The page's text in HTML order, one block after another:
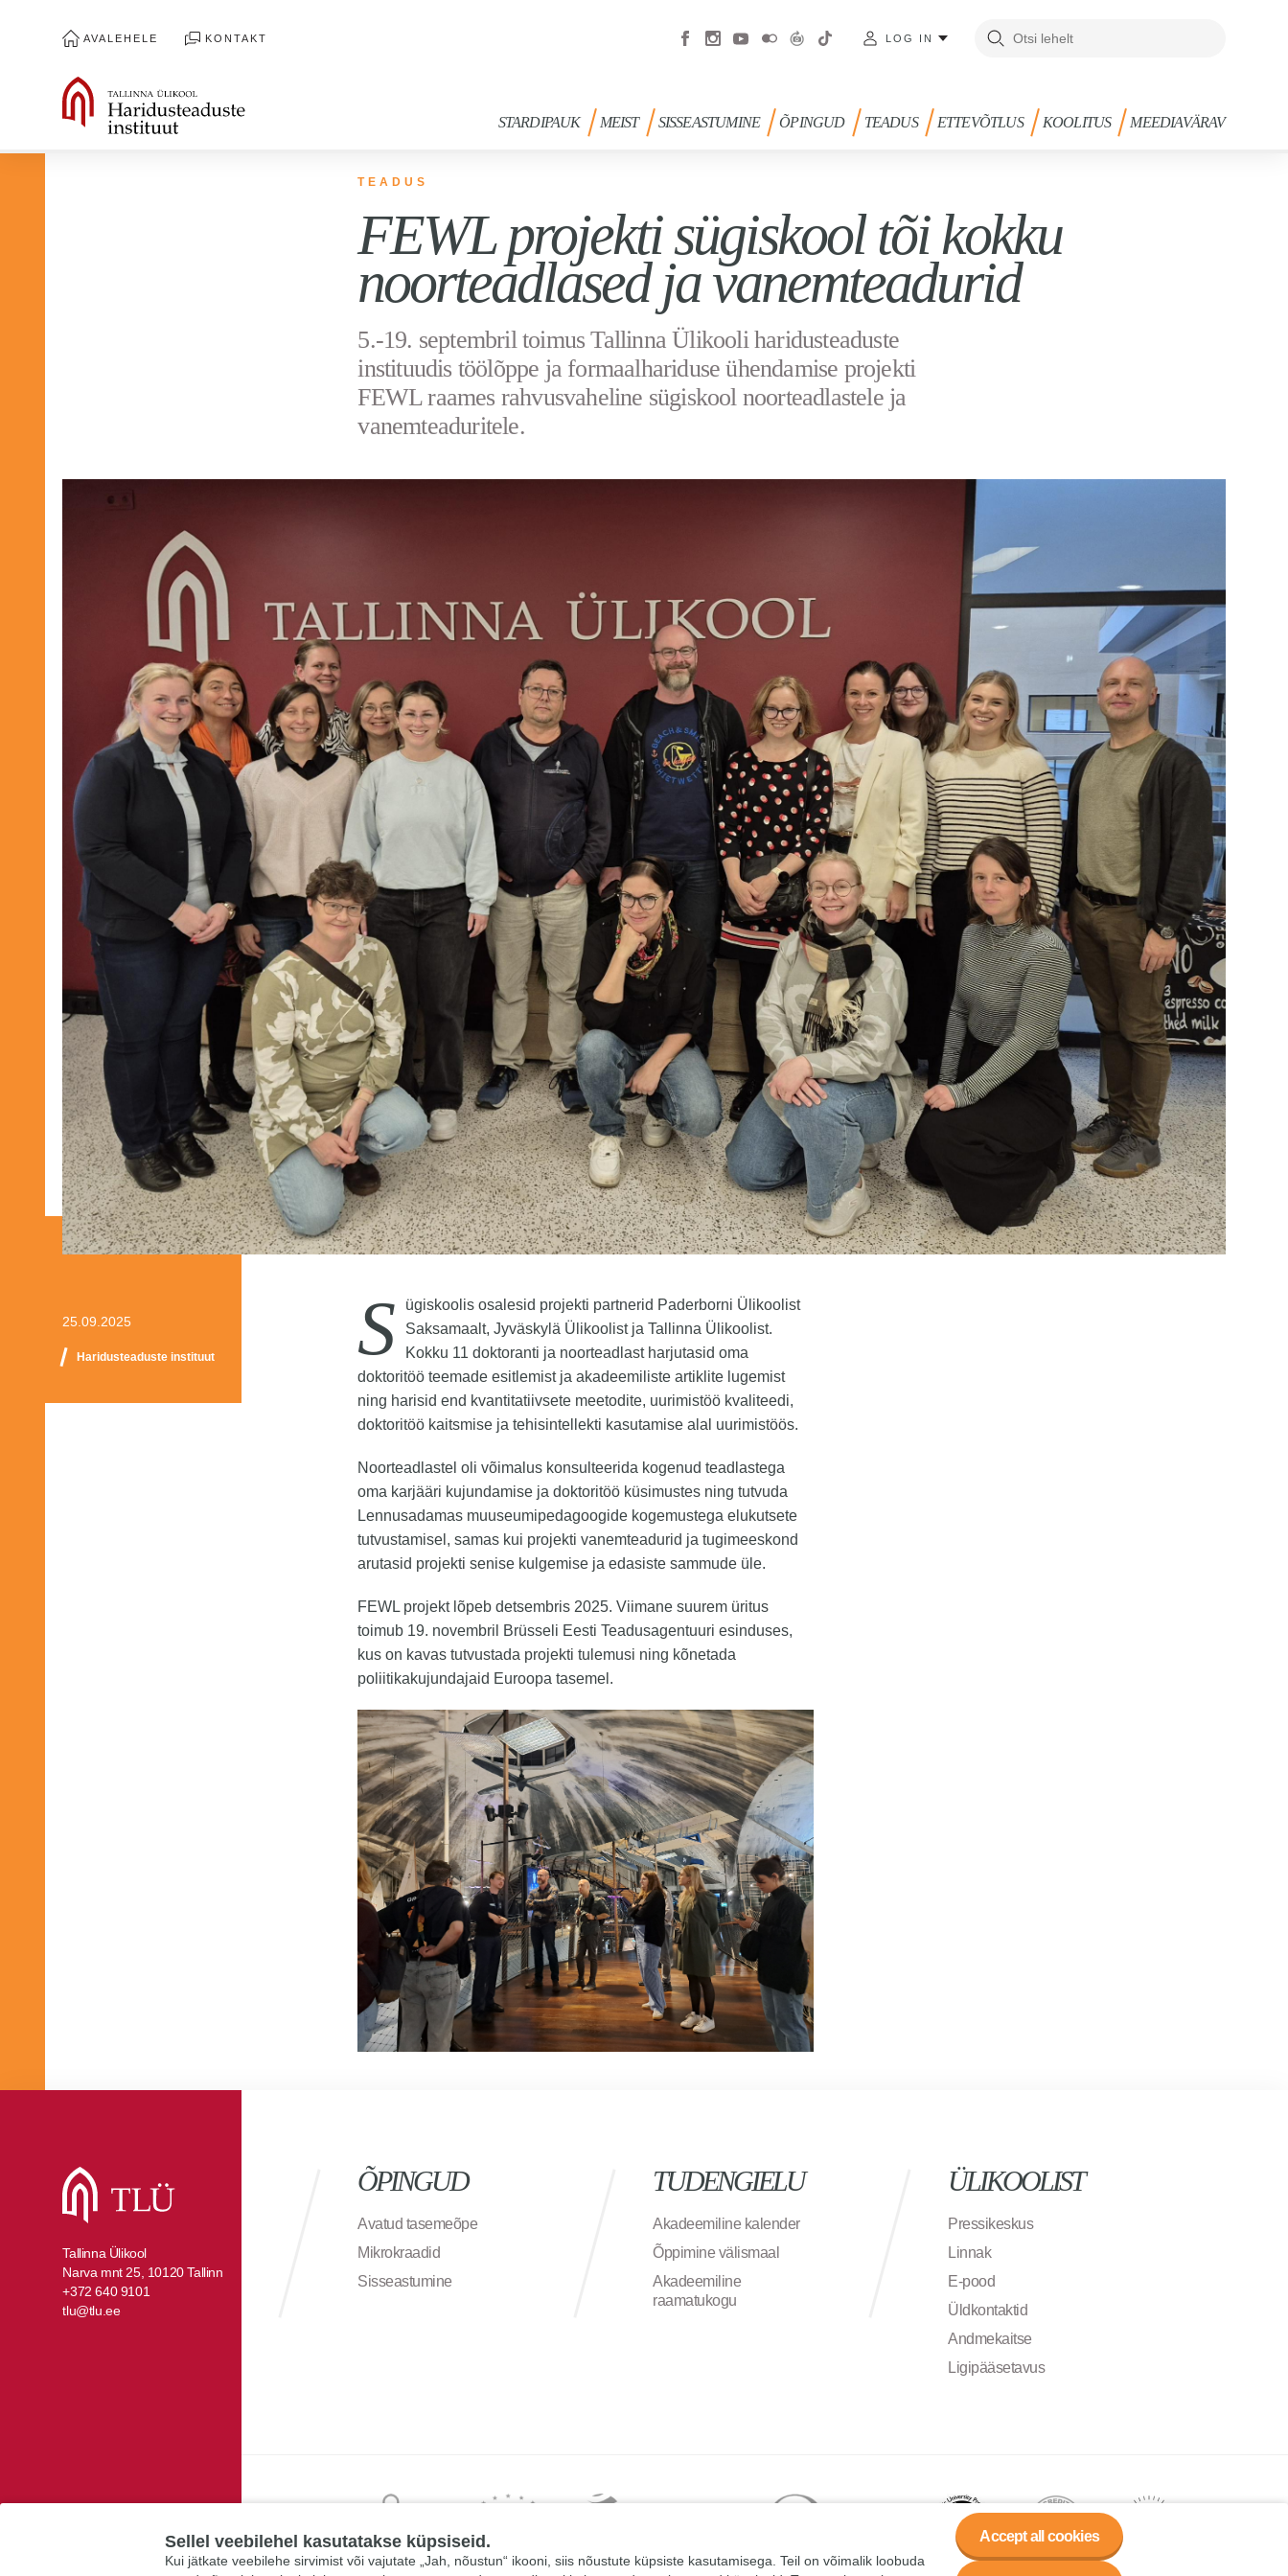
AVALEHELE KONTAKT LOG IN
STARDIPAUK MEIST SISSEASTUMINE ÕPINGUD TEADUS ETTEVÕTLUS KOOLITUS MEEDIAVÄRAV
TEADUS
FEWL projekti sügiskool tõi kokku
noorteadlased ja vanemteadurid
5.-19. septembril toimus Tallinna Ülikooli haridusteaduste
instituudis töölõppe ja formaalhariduse ühendamise projekti
FEWL raames rahvusvaheline sügiskool noorteadlastele ja
vanemteaduritele.
25.09.2025
Haridusteaduste instituut S
ügiskoolis osalesid projekti partnerid Paderborni Ülikoolist
Saksamaalt, Jyväskylä Ülikoolist ja Tallinna Ülikoolist.
Kokku 11 doktoranti ja noorteadlast harjutasid oma
doktoritöö teemade esitlemist ja akadeemiliste artiklite lugemist
ning harisid end kvantitatiivsete meetodite, uurimistöö kvaliteedi,
doktoritöö kaitsmise ja tehisintellekti kasutamise alal uurimistöös.
Noorteadlastel oli võimalus konsulteerida kogenud teadlastega
oma karjääri kujundamise ja doktoritöö küsimustes ning tutvuda
Lennusadamas muuseumipedagoogide kogemustega elukutsete
tutvustamisel, samas kui projekti vanemteadurid ja tugimeeskond
arutasid projekti senise kulgemise ja edasiste sammude üle.
FEWL projekt lõpeb detsembris 2025. Viimane suurem üritus
toimub 19. novembril Brüsseli Eesti Teadusagentuuri esinduses,
kus on kavas tutvustada projekti tulemusi ning kõnetada
poliitikakujundajaid Euroopa tasemel.
Tallinna Ülikool
Narva mnt 25, 10120 Tallinn
+372 640 9101
tlu@tlu.ee
ÕPINGUD
Avatud tasemeõpe
Mikrokraadid
Sisseastumine
TUDENGIELU
Akadeemiline kalender
Õppimine välismaal
Akadeemiline
raamatukogu
ÜLIKOOLIST
Pressikeskus
Linnak
E-pood
Üldkontaktid
Andmekaitse
Ligipääsetavus
Sellel veebilehel kasutatakse küpsiseid.
Kui jätkate veebilehe sirvimist või vajutate „Jah, nõustun“ ikooni, siis nõustute küpsiste kasutamisega. Teil on võimalik loobuda
Accept all cookies